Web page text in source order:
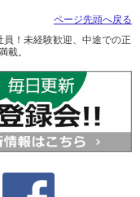
ページ先頭へ戻る
！未経験歓迎、中途での正
載。